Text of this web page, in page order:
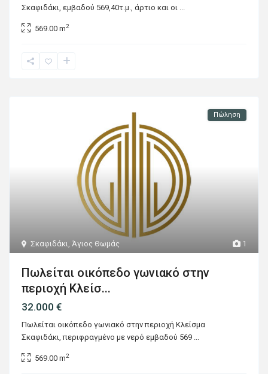
Σκαφιδάκι, εμβαδού 569,40τ.μ., άρτιο και οι
569.00 m2
1
Σκαφιδάκι Άγιος Θωμάς
Πώληση
Πωλείται οικόπεδο γωνιακό στην
περιοχή Κλείσ...
32.000 €
Πωλείται οικόπεδο γωνιακό στην περιοχή Κλείσμα
Σκαφιδάκι, περιφραγμένο με νερό εμβαδού 569
569.00 m2